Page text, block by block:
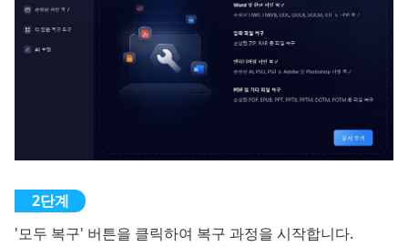
'모두 복구' 버튼을 클릭하여 복구 과정을 시작합니다.